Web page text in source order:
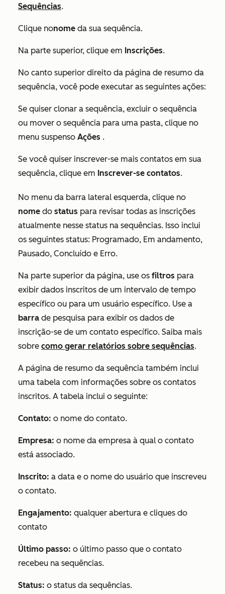
Sequências.
Clique nonome da sua sequência.
Na parte superior, clique em Inscrições.
No canto superior direito da página de resumo da
sequência, você pode executar as seguintes ações:
Se quiser clonar a sequência, excluir o sequência
ou mover o sequência para uma pasta, clique no
menu suspenso Ações .
Se você quiser inscrever-se mais contatos em sua
sequência, clique em Inscrever-se contatos.
No menu da barra lateral esquerda, clique no
nome do status para revisar todas as inscrições
atualmente nesse status na sequências. Isso inclui
os seguintes status: Programado, Em andamento,
Pausado, Concluído e Erro.
Na parte superior da página, use os filtros para
exibir dados inscritos de um intervalo de tempo
específico ou para um usuário específico. Use a
barra de pesquisa para exibir os dados de
inscrição-se de um contato específico. Saiba mais
sobre como gerar relatórios sobre sequências.
A página de resumo da sequência também inclui
uma tabela com informações sobre os contatos
inscritos. A tabela inclui o seguinte:
Contato: o nome do contato.
Empresa: o nome da empresa à qual o contato
está associado.
Inscrito: a data e o nome do usuário que inscreveu
o contato.
Engajamento: qualquer abertura e cliques do
contato
Último passo: o último passo que o contato
recebeu na sequências.
Status: o status da sequências.